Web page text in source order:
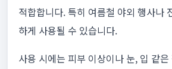
적합합니다. 특히 여름철 야외 행사나
하게 사용될 수 있습니다.
사용 시에는 피부 이상이나 눈, 입 같